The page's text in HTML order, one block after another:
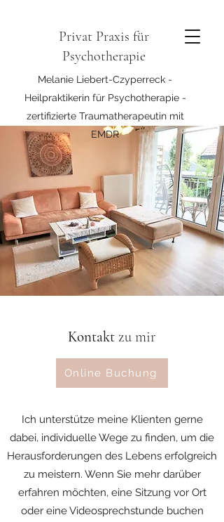
Privat Praxis für
Psychotherapie
Melanie Liebert-Czyperreck -
Heilpraktikerin für Psychotherapie -
zertifizierte Traumatherapeutin mit
EMDR
Kontakt zu mir
Online Buchung
Ich unterstütze meine Klienten gerne
dabei, individuelle Wege zu finden, um die
Herausforderungen des Lebens erfolgreich
zu meistern. Wenn Sie mehr darüber
erfahren möchten, eine Sitzung vor Ort
oder eine Videosprechstunde buchen